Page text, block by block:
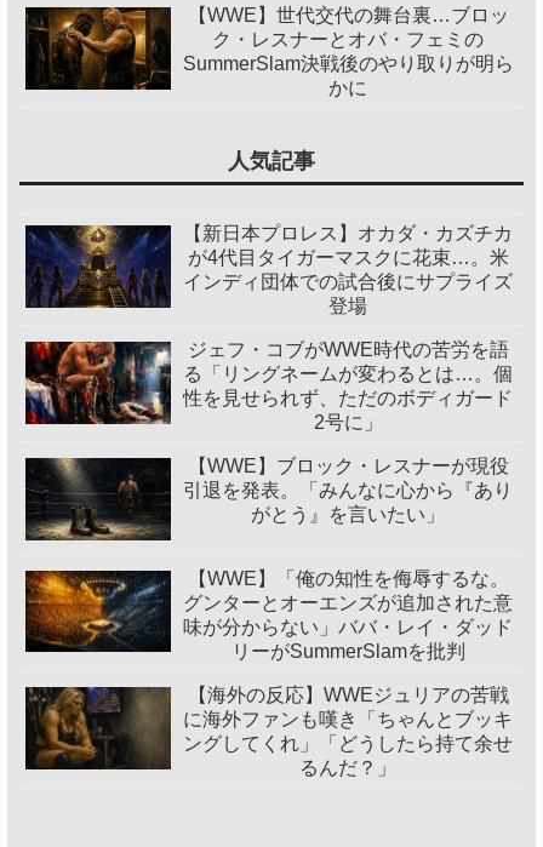
【WWE】世代交代の舞台裏…ブロッ
ク・レスナーとオバ・フェミの
SummerSlam決戦後のやり取りが明ら
かに
人気記事
【新日本プロレス】オカダ・カズチカ
が4代目タイガーマスクに花束…。米
インディ団体での試合後にサプライズ
登場
ジェフ・コブがWWE時代の苦労を語
る「リングネームが変わるとは…。個
性を見せられず、ただのボディガード
2号に」
【WWE】ブロック・レスナーが現役
引退を発表。「みんなに心から『あり
がとう』を言いたい」
【WWE】「俺の知性を侮辱するな。
グンターとオーエンズが追加された意
味が分からない」ババ・レイ・ダッド
リーがSummerSlamを批判
【海外の反応】WWEジュリアの苦戦
に海外ファンも嘆き「ちゃんとブッキ
ングしてくれ」「どうしたら持て余せ
るんだ？」